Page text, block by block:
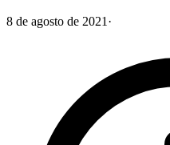
8 de agosto de 2021 ·